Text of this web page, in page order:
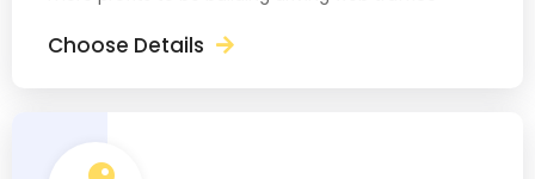
Choose Details